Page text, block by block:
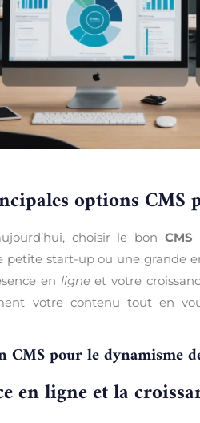
options
choisir le bon CMS
petite start-up ou une grande
en ligneet votre
votre contenu tout en
CMS pour le dynamisme
en ligne et la